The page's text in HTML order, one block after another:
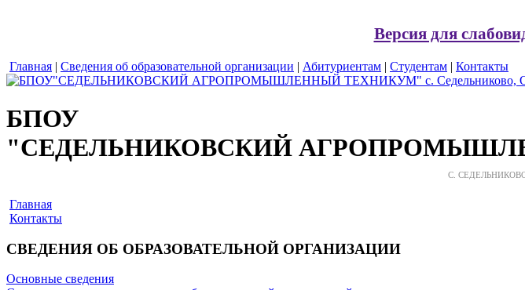
Версия для
Главная | Сведения об образовательной организации | Абитуриентам | Студентам | Контакты
БПОУ
"СЕДЕЛЬНИКОВСКИЙ
С.
Главная
Контакты
СВЕДЕНИЯ ОБ ОБРАЗОВАТЕЛЬНОЙ ОРГАНИЗАЦИИ
Основные сведения